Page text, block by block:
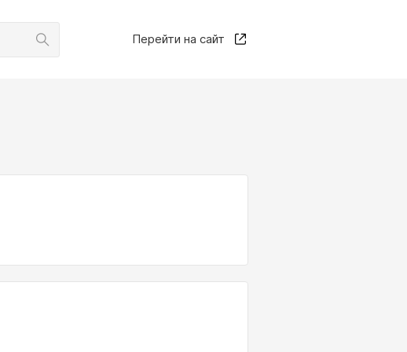
Перейти на сайт